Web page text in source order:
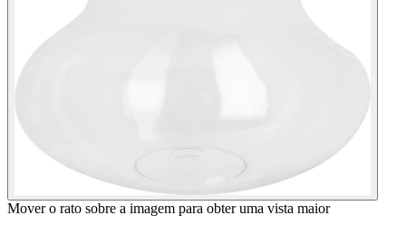
Mover o rato sobre a imagem para obter uma vista maior